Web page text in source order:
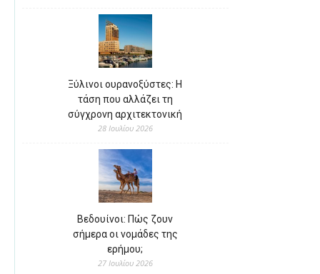
Ξύλινοι ουρανοξύστες: Η
τάση που αλλάζει τη
σύγχρονη αρχιτεκτονική
28 Ιουλίου 2026
Βεδουίνοι: Πώς ζουν
σήμερα οι νομάδες της
ερήμου;
27 Ιουλίου 2026